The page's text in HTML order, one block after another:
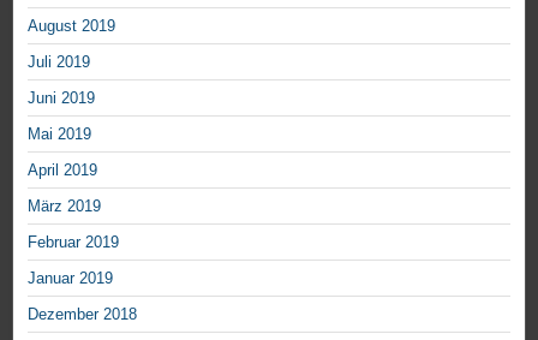
August 2019
Juli 2019
Juni 2019
Mai 2019
April 2019
März 2019
Februar 2019
Januar 2019
Dezember 2018